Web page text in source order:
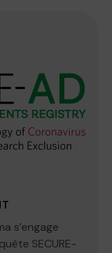
s’engage
SECURE-